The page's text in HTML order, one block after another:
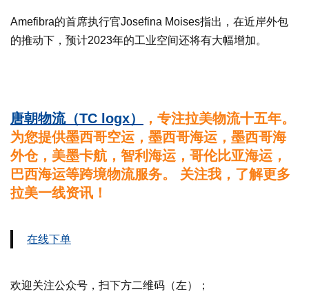
Amefibra的首席执行官Josefina Moises指出，在近岸外包
的推动下，预计2023年的工业空间还将有大幅增加。
唐朝物流（TC logx）
，专注拉美物流十五年。
为您提供墨西哥空运，墨西哥海运，墨西哥海
外仓，美墨卡航，智利海运，哥伦比亚海运，
巴西海运等跨境物流服务。 关注我，了解更多
拉美一线资讯！
在线下单
欢迎关注公众号，扫下方二维码（左）；